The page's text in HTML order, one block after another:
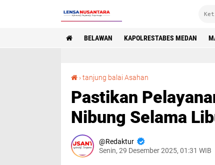
BELAWAN KAPOLRESTABES MEDAN
›tanjung balai Asahan
Pastikan
Nibung Selama
Redaktur
Senin, 29 Desember 2025, 01:31 WIB